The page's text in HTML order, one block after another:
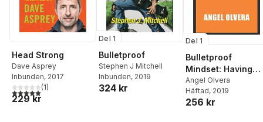
Head Strong
Dave Asprey
Inbunden, 2017
5,0utav 5 stjärnor. Totalt antal röster:
(1)
229 kr
Del 1
Bulletproof
Stephen J Mitchell
Inbunden, 2019
324 kr
Del 1
Bulletproof
Mindset: Having
the right mental
attitude to be
successful
Angel Olvera
Häftad, 2019
256 kr